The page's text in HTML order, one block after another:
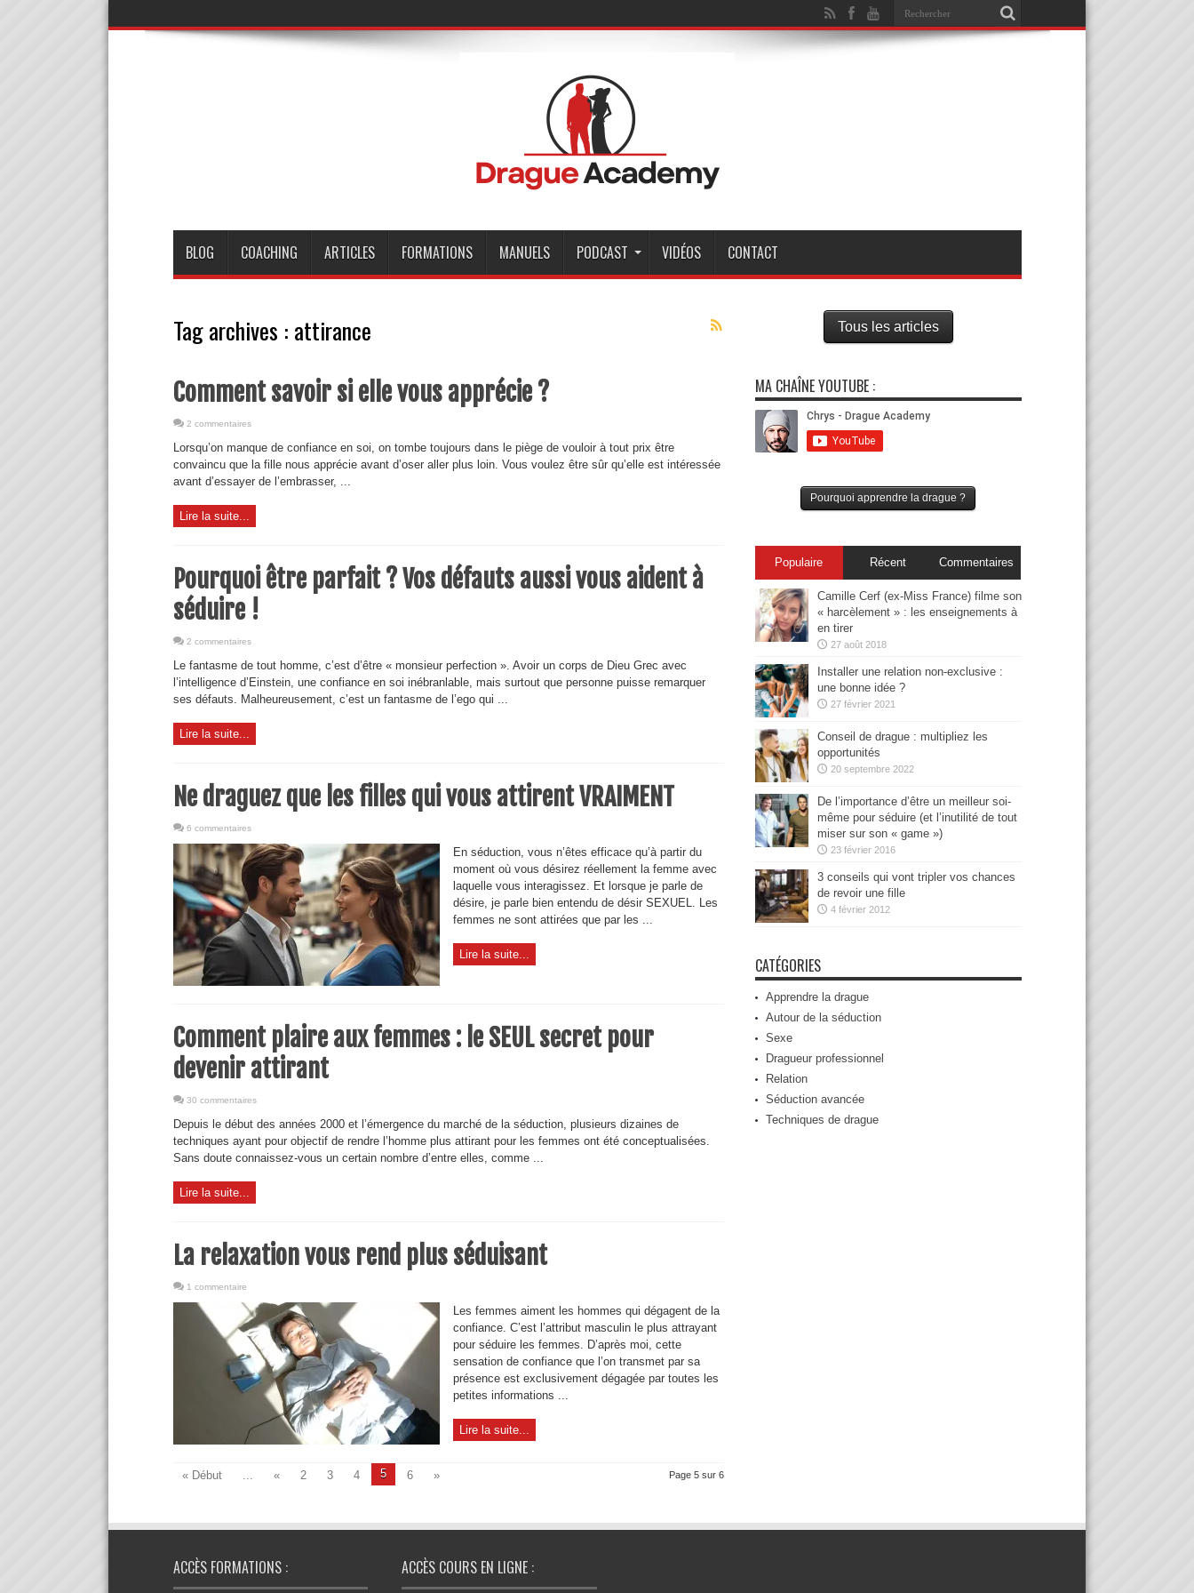
BLOG COACHING ARTICLES FORMATIONS MANUELS PODCAST VIDÉOS CONTACT
Tag archives : attirance
Comment savoir si elle vous apprécie ?
2 commentaires
Lorsqu’on manque de confiance en soi, on tombe toujours dans le piège de vouloir à tout prix être
convaincu que la fille nous apprécie avant d’oser aller plus loin. Vous voulez être sûr qu’elle est intéressée
avant d’essayer de l’embrasser, ...
Lire la suite...
Pourquoi être parfait ? Vos défauts aussi vous aident à
séduire !
2 commentaires
Le fantasme de tout homme, c’est d’être « monsieur perfection ». Avoir un corps de Dieu Grec avec
l’intelligence d’Einstein, une confiance en soi inébranlable, mais surtout que personne puisse remarquer
ses défauts. Malheureusement, c’est un fantasme de l’ego qui ...
Lire la suite...
Ne draguez que les filles qui vous attirent VRAIMENT
6 commentaires
En séduction, vous n’êtes efficace qu’à partir du
moment où vous désirez réellement la femme avec
laquelle vous interagissez. Et lorsque je parle de
désire, je parle bien entendu de désir SEXUEL. Les
femmes ne sont attirées que par les ...
Lire la suite...
Comment plaire aux femmes : le SEUL secret pour
devenir attirant
30 commentaires
Depuis le début des années 2000 et l’émergence du marché de la séduction, plusieurs dizaines de
techniques ayant pour objectif de rendre l’homme plus attirant pour les femmes ont été conceptualisées.
Sans doute connaissez-vous un certain nombre d’entre elles, comme ...
Lire la suite...
La relaxation vous rend plus séduisant
1 commentaire
Les femmes aiment les hommes qui dégagent de la
confiance. C’est l’attribut masculin le plus attrayant
pour séduire les femmes. D’après moi, cette
sensation de confiance que l’on transmet par sa
présence est exclusivement dégagée par toutes les
petites informations ...
Lire la suite...
Page 5 sur 6
« Début ... « 2 3 4 5 6 »
Tous les articles
MA CHAÎNE YOUTUBE :
Pourquoi apprendre la drague ?
Populaire Récent Commentaires
Camille Cerf (ex-Miss France) filme son
« harcèlement » : les enseignements à
en tirer
27 août 2018
Installer une relation non-exclusive :
une bonne idée ?
27 février 2021
Conseil de drague : multipliez les
opportunités
20 septembre 2022
De l’importance d’être un meilleur soi-
même pour séduire (et l’inutilité de tout
miser sur son « game »)
23 février 2016
3 conseils qui vont tripler vos chances
de revoir une fille
4 février 2012
CATÉGORIES
Apprendre la drague
Autour de la séduction
Sexe
Dragueur professionnel
Relation
Séduction avancée
Techniques de drague
ACCÈS FORMATIONS : ACCÈS COURS EN LIGNE :